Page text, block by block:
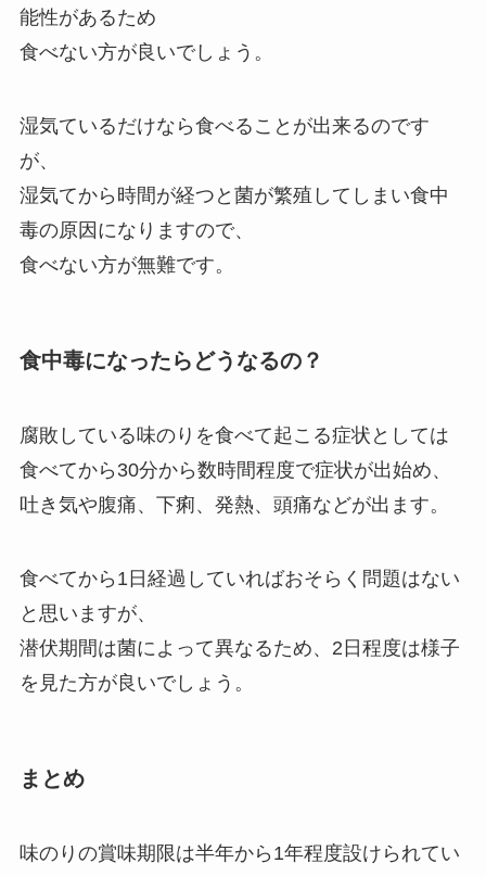
能性があるため
食べない方が良いでしょう。
湿気ているだけなら食べることが出来るのです
が、
湿気てから時間が経つと菌が繁殖してしまい食中
毒の原因になりますので、
食べない方が無難です。
食中毒になったらどうなるの？
腐敗している味のりを食べて起こる症状としては
食べてから30分から数時間程度で症状が出始め、
吐き気や腹痛、下痢、発熱、頭痛などが出ます。
食べてから1日経過していればおそらく問題はない
と思いますが、
潜伏期間は菌によって異なるため、2日程度は様子
を見た方が良いでしょう。
まとめ
味のりの賞味期限は半年から1年程度設けられてい